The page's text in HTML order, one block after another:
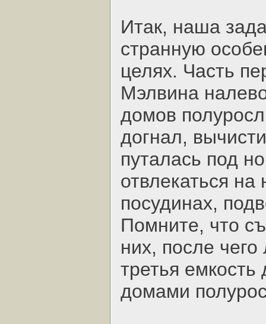
Итак, наша
странную
целях. Часть
Мэлвина
домов
догнал,
путалась под
отвлекаться на
посудинах,
Помните, что
них, после
третья
домами